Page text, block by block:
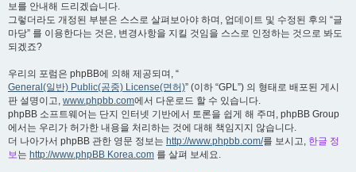
보를 안내해 드리겠습니다.
그렇더라도 개정된 부분은 스스로 살펴보아야 하며, 업데이트 및 수정된 후의 “글
마당” 를 이용한다는 것은, 변경사항을 지킬 것임을 스스로 인정하는 것으로 봐도
되겠죠?
우리의 포럼은 phpBB에 의해 제공되며, “
General(일반) Public(공중) License(면허)” (이하 “GPL”) 의 형태로 배포된 게시
판 설명이고, www.phpbb.com에서 다운로드 할 수 있습니다.
phpBB 소프트웨어는 단지 인터넷 기반에서 토론을 쉽게 해 주며, phpBB Group
에서는 우리가 허가한 내용을 처리하는 것에 대해 책임지지 않습니다.
더 나아가서 phpBB 관한 영문 정보는 http://www.phpbb.com/를 보시고, 한글 정
보는 http://www.phpBB Korea.com 를 살펴 보세요.